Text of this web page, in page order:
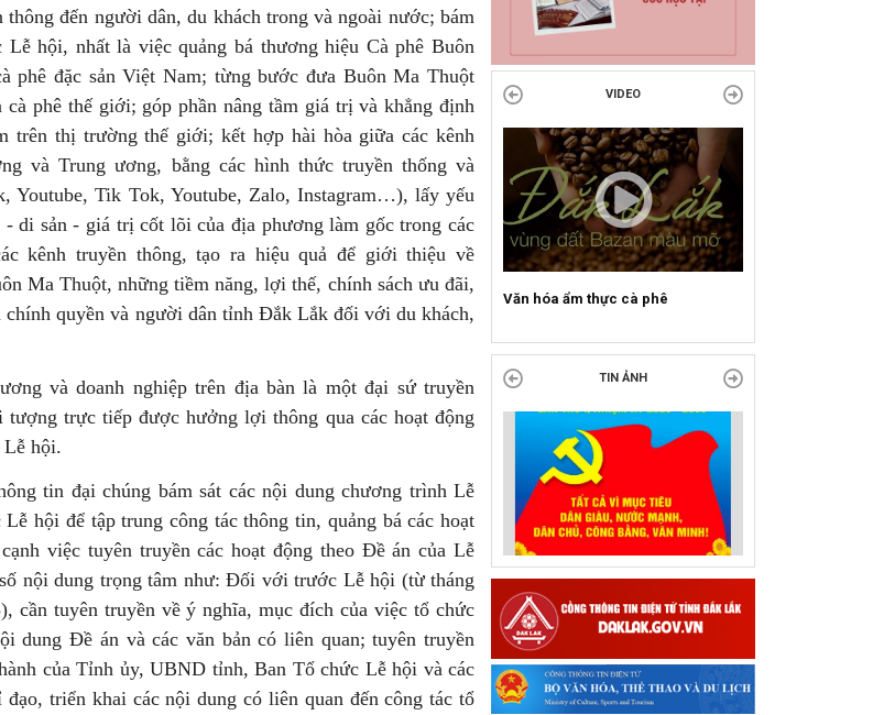
đến người dân, du khách trong và ngoài nước; bám
hội, nhất là việc quảng bá thương hiệu Cà phê Buôn
phê đặc sản Việt Nam; từng bước đưa Buôn Ma Thuột
cà phê thế giới; góp phần nâng tầm giá trị và khẳng định
trên thị trường thế giới; kết hợp hài hòa giữa các kênh
và Trung ương, bằng các hình thức truyền thống và
Youtube, Tik Tok, Youtube, Zalo, Instagram…), lấy yếu
di sản - giá trị cốt lõi của địa phương làm gốc trong các
kênh truyền thông, tạo ra hiệu quả để giới thiệu về
Ma Thuột, những tiềm năng, lợi thế, chính sách ưu đãi,
chính quyền và người dân tỉnh Đắk Lắk đối với du khách,
và doanh nghiệp trên địa bàn là một đại sứ truyền
trực tiếp được hưởng lợi thông qua các hoạt động
Lễ hội.
tin đại chúng bám sát các nội dung chương trình Lễ
hội để tập trung công tác thông tin, quảng bá các hoạt
việc tuyên truyền các hoạt động theo Đề án của Lễ
nội dung trọng tâm như: Đối với trước Lễ hội (từ tháng
cần tuyên truyền về ý nghĩa, mục đích của việc tổ chức
dung Đề án và các văn bản có liên quan; tuyên truyền
của Tỉnh ủy, UBND tỉnh, Ban Tổ chức Lễ hội và các
triển khai các nội dung có liên quan đến công tác tổ
VIDEO
Văn hóa ẩm thực cà phê
Sự kiện mở màn Mùa du lịch 2026